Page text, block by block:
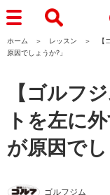
ホーム レッスン
原因でしょうか?」
【ゴルフ
トを左に
が原因でし
ゴルフジム